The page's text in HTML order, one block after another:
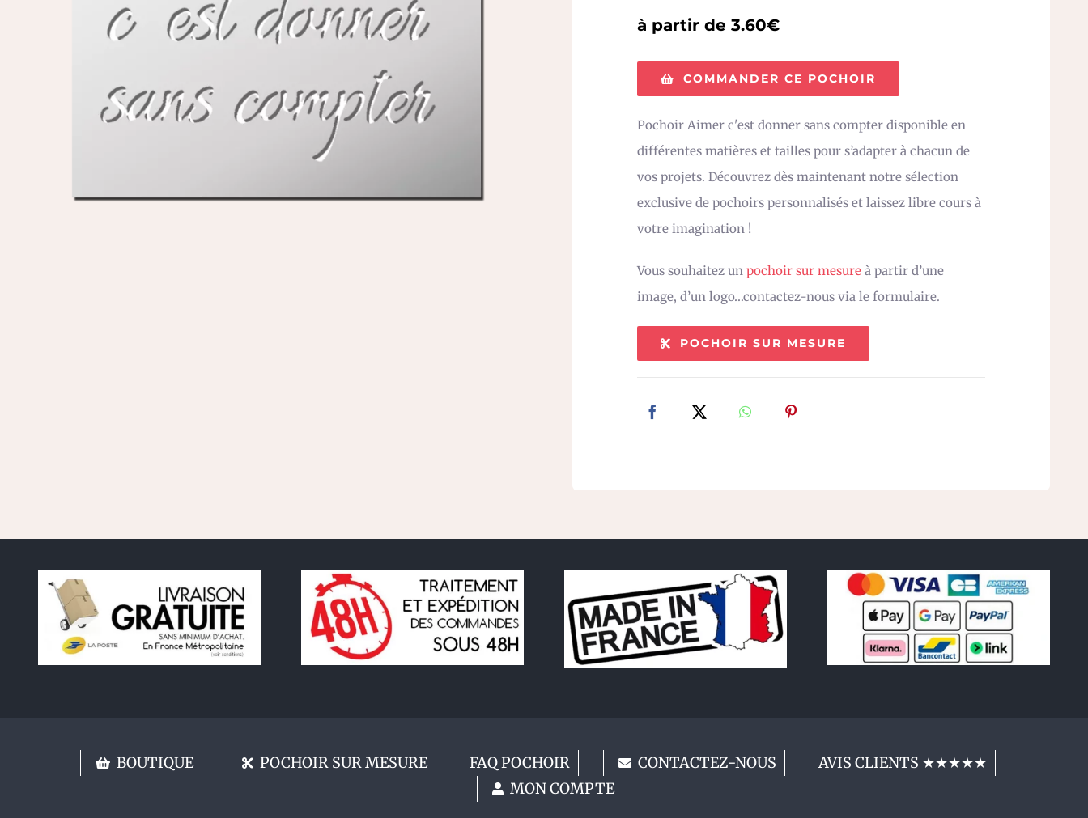
à partir de 3.60€
COMMANDER CE POCHOIR
Pochoir Aimer c'est donner sans compter disponible en
différentes matières et tailles pour s’adapter à chacun de
vos projets. Découvrez dès maintenant notre sélection
exclusive de pochoirs personnalisés et laissez libre cours à
votre imagination !
Vous souhaitez un pochoir sur mesure à partir d’une
image, d’un logo…contactez-nous via le formulaire.
POCHOIR SUR MESURE
BOUTIQUE POCHOIR SUR MESURE FAQ POCHOIR CONTACTEZ-NOUS
AVIS CLIENTS ★★★★★
MON COMPTE